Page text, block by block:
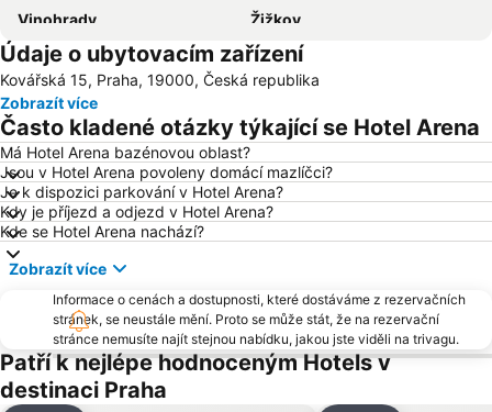
Vinohrady
Žižkov
Vršovice
Výstaviště Praha - Holešovice
Chodov
Smíchov
Václavské náměstí
Na Kampě
Horní Počernice
Aquapalace Praha
Televizní věž Žižkov
Dejvice
Hostivař
Zličín
Modřany
Old Town Square
Zbraslav
Suchdol
Stodůlky
Vyšehrad
Malá Strana
Stanice metra Anděl
Troja
Strašnice
Tančící dům
Údaje o ubytovacím zařízení
Kovářská 15, Praha, 19000, Česká republika
Zobrazít více
Často kladené otázky týkající se Hotel Arena
Má Hotel Arena bazénovou oblast?
Jsou v Hotel Arena povoleny domácí mazlíčci?
Je k dispozici parkování v Hotel Arena?
Kdy je příjezd a odjezd v Hotel Arena?
Kde se Hotel Arena nachází?
Zobrazít více
Informace o cenách a dostupnosti, které dostáváme z rezervačních
stránek, se neustále mění. Proto se může stát, že na rezervační
stránce nemusíte najít stejnou nabídku, jakou jste viděli na trivagu.
Patří k nejlépe hodnoceným Hotels v
destinaci Praha